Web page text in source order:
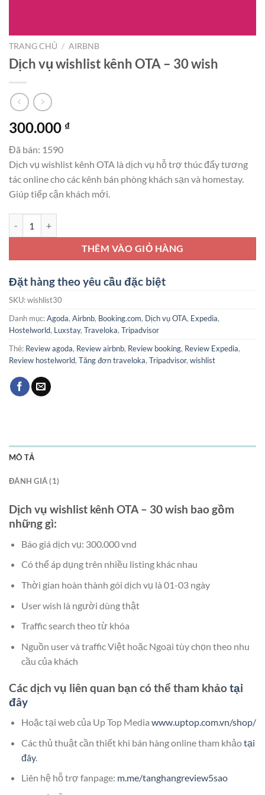
TRANG CHỦ / AIRBNB
Dịch vụ wishlist kênh OTA – 30 wish
300.000 ₫
Đã bán: 1590
Dịch vụ wishlist kênh OTA là dịch vụ hỗ trợ thúc đẩy tương
tác online cho các kênh bán phòng khách sạn và homestay.
Giúp tiếp cận khách mới.
THÊM VÀO GIỎ HÀNG
Đặt hàng theo yêu cầu đặc biệt
SKU:wishlist30
Danh mục:Agoda, Airbnb, Booking.com, Dịch vụ OTA, Expedia,
Hostelworld, Luxstay, Traveloka, Tripadvisor
Thẻ: Review agoda, Review airbnb, Review booking, Review Expedia,
Review hostelworld, Tăng đơn traveloka, Tripadvisor, wishlist
MÔ TẢ
ĐÁNH GIÁ (1)
Dịch vụ wishlist kênh OTA – 30 wish bao gồm
những gì:
Báo giá dịch vụ: 300.000 vnd
Có thể áp dụng trên nhiều listing khác nhau
Thời gian hoàn thành gói dịch vụ là 01-03 ngày
User wish là người dùng thật
Traffic search theo từ khóa
Nguồn user và traffic Việt hoặc Ngoại tùy chọn theo nhu
cầu của khách
Các dịch vụ liên quan bạn có thể tham khảotại
đây
Hoặc tại web của Up Top Media www.uptop.com.vn/shop/
Các thủ thuật cần thiết khi bán hàng online tham khảotại
đây.
Liên hệ hỗ trợ fanpage: m.me/tanghangreview5sao